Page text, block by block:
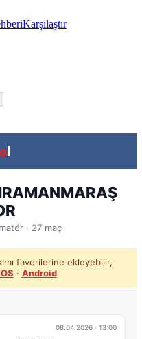
Karşılaştır
l
· 27 maç
favorilerine ekleyebilir,
· Android
08.04.2026 · 13:00